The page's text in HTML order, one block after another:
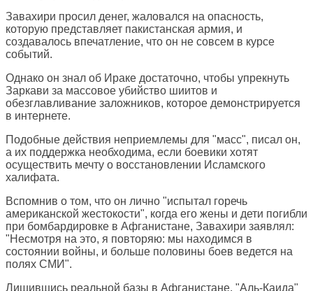
Завахири просил денег, жаловался на опасность,
которую представляет пакистанская армия, и
создавалось впечатление, что он не совсем в курсе
событий.
Однако он знал об Ираке достаточно, чтобы упрекнуть
Заркави за массовое убийство шиитов и
обезглавливание заложников, которое демонстрируется
в интернете.
Подобные действия неприемлемы для "масс", писал он,
а их поддержка необходима, если боевики хотят
осуществить мечту о восстановлении Исламского
халифата.
Вспомнив о том, что он лично "испытал горечь
американской жестокости", когда его жены и дети погибли
при бомбардировке в Афганистане, Завахири заявлял:
"Несмотря на это, я повторяю: мы находимся в
состоянии войны, и больше половины боев ведется на
полях СМИ".
Лишившись реальной базы в Афганистане, "Аль-Каида"